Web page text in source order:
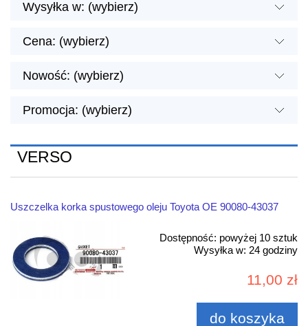
Wysyłka w: (wybierz)
Cena: (wybierz)
Nowość: (wybierz)
Promocja: (wybierz)
VERSO
Uszczelka korka spustowego oleju Toyota OE 90080-43037
Dostępność: powyżej 10 sztuk
Wysyłka w: 24 godziny
11,00 zł
do koszyka